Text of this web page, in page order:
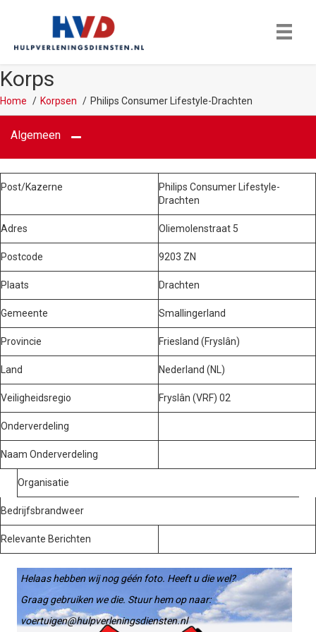
Korps
Home Korpsen Philips Consumer Lifestyle-Drachten
Algemeen
Post/Kazerne
Philips Consumer Lifestyle-
Drachten
Adres Oliemolenstraat 5
Postcode 9203 ZN
Plaats Drachten
Gemeente Smallingerland
Provincie Friesland (Fryslân)
Land Nederland (NL)
Veiligheidsregio Fryslân (VRF) 02
Onderverdeling
Naam Onderverdeling
Organisatie
Bedrijfsbrandweer
Relevante Berichten
Helaas hebben wij nog géén foto. Heeft u die wel?
Graag gebruiken we die. Stuur hem op naar:
voertuigen@hulpverleningsdiensten.nl